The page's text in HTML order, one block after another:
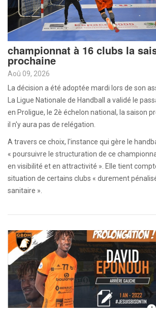
championnat à 16 clubs la
prochaine
Aoû 09, 2026
La décision a été adoptée mardi lors de son
La Ligue Nationale de Handball a validé le
en Proligue, le 2è échelon national, la saison
il n'y aura pas de relégation.
A travers ce choix, l'instance qui gère le
« poursuivre le structuration de ce
en visibilité et en attractivité ». Elle tient
situation de certains clubs « durement
sanitaire ».